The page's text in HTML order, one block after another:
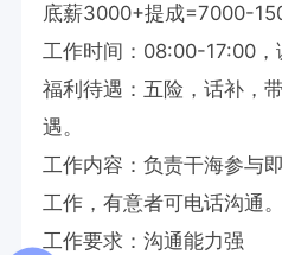
底薪3000+提成=7000-
工作时间：08:00-17:00，
福利待遇：五险，话补，
遇。
工作内容：负责干海参与
工作，有意者可电话沟通。
工作要求：沟通能力强